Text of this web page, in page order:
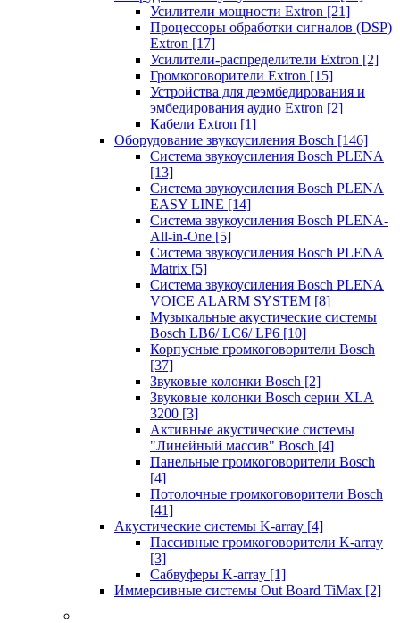
Усилители мощности Extron [21]
Процессоры обработки сигналов (DSP)
Extron [17]
Усилители-распределители Extron [2]
Громкоговорители Extron [15]
Устройства для деэмбедирования и
эмбедирования аудио Extron [2]
Кабели Extron [1]
Оборудование звукоусиления Bosch [146]
Система звукоусиления Bosch PLENA
[13]
Система звукоусиления Bosch PLENA
EASY LINE [14]
Система звукоусиления Bosch PLENA-
All-in-One [5]
Система звукоусиления Bosch PLENA
Matrix [5]
Система звукоусиления Bosch PLENA
VOICE ALARM SYSTEM [8]
Музыкальные акустические системы
Bosch LB6/ LC6/ LP6 [10]
Корпусные громкоговорители Bosch
[37]
Звуковые колонки Bosch [2]
Звуковые колонки Bosch серии XLA
3200 [3]
Активные акустические системы
"Линейный массив" Bosch [4]
Панельные громкоговорители Bosch
[4]
Потолочные громкоговорители Bosch
[41]
Акустические системы K-array [4]
Пассивные громкоговорители K-array
[3]
Сабвуферы K-array [1]
Иммерсивные системы Out Board TiMax [2]